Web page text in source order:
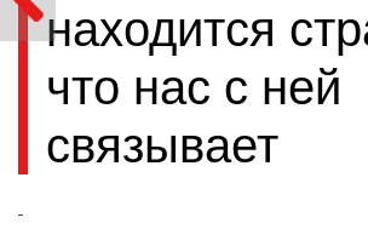
находится
что нас с ней
связывает